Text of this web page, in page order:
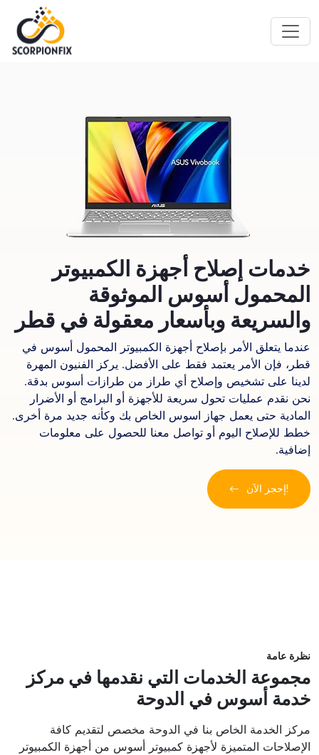
خدمات إصلاح أجهزة الكمبيوتر
المحمول أسوس الموثوقة
والسريعة وبأسعار معقولة في قطر
عندما يتعلق الأمر بإصلاح أجهزة الكمبيوتر المحمول أسوس في
قطر، فإن الأمر يعتمد فقط على الأفضل. يركز الفنيون المهرة
لدينا على تشخيص وإصلاح أي طراز من طرازات أسوس بدقة.
نحن نقدم عمليات تحول سريعة للأجهزة أو البرامج أو الأضرار
المادية حتى يعمل جهاز اسوس الخاص بك وكأنه جديد مرة أخرى.
خطط للإصلاح اليوم أو تواصل معنا للحصول على معلومات
إضافية.
إحجز الآن!
نظرة عامة
مجموعة الخدمات التي نقدمها في مركز
خدمة أسوس في الدوحة
مركز الخدمة الخاص بنا في الدوحة مخصص لتقديم كافة
الإصلاحات المتميزة لأجهزة كمبيوتر أسوس من أجهزة الكمبيوتر